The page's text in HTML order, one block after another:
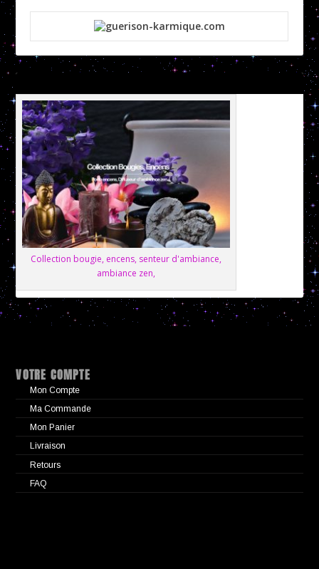
Collection bougie, encens, senteur d'ambiance,
ambiance zen,
VOTRE COMPTE
Mon Compte
Ma Commande
Mon Panier
Livraison
Retours
FAQ